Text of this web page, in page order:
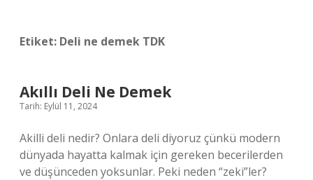
Etiket: Deli ne demek TDK
Akıllı Deli Ne Demek
Tarih: Eylül 11, 2024
Akilli deli nedir? Onlara deli diyoruz çünkü modern
dünyada hayatta kalmak için gereken becerilerden
ve düşünceden yoksunlar. Peki neden “zeki”ler?